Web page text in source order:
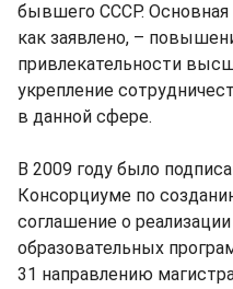
бывшего СССР. Основная
как заявлено, –
привлекательности
укрепление
в данной сфере.
В 2009 году было
Консорциуме по
соглашение о
образовательных
31 направлению